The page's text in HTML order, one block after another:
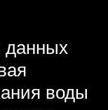
воды